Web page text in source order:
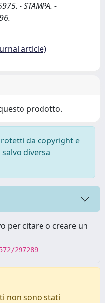
- STAMPA. -
article)
prodotto.
da copyright e
diversa
per citare o creare un
297289
non sono stati